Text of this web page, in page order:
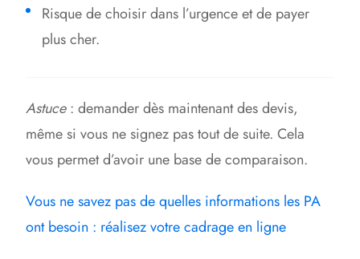
Risque de choisir dans l’urgence et de payer
plus cher.
Astuce: demander dès maintenant des devis,
même si vous ne signez pas tout de suite. Cela
vous permet d’avoir une base de comparaison.
Vous ne savez pas de quelles informations les PA
ont besoin : réalisez votre cadrage en ligne